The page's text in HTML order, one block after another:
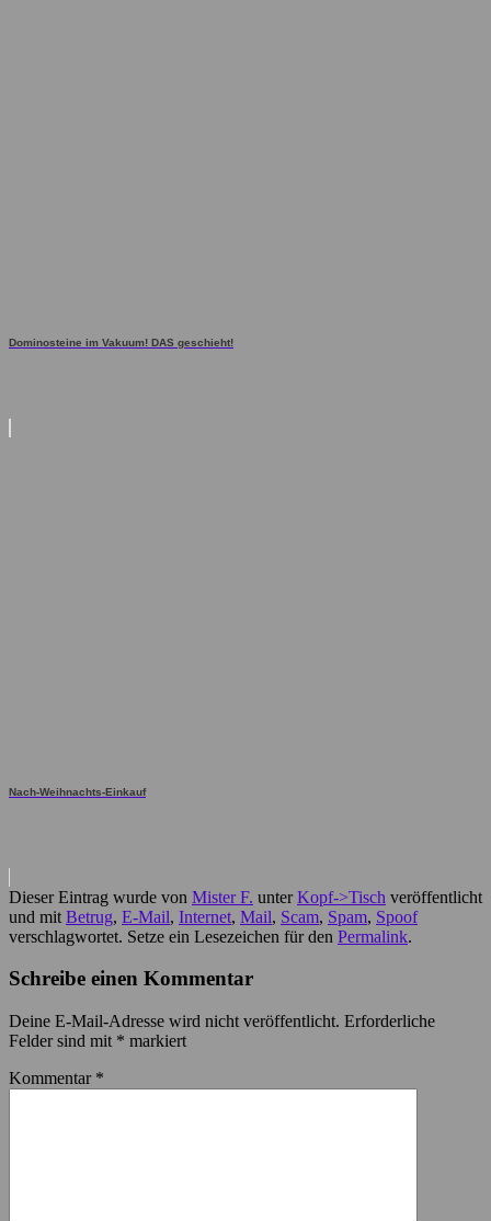
Dominosteine im Vakuum! DAS geschieht!
Nach-Weihnachts-Einkauf
Dieser Eintrag wurde von Mister F. unterKopf->Tisch veröffentlicht
und mit Betrug, E-Mail, Internet, Mail, Scam, Spam, Spoof
verschlagwortet. Setze ein Lesezeichen für den Permalink.
Schreibe einen Kommentar
Deine E-Mail-Adresse wird nicht veröffentlicht. Erforderliche
Felder sind mit * markiert
Kommentar *